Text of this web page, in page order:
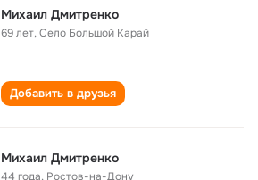
Михаил Дмитренко
69 лет,Село Большой Карай
Добавить в друзья
Михаил Дмитренко
44 года, Ростов-на-Дону